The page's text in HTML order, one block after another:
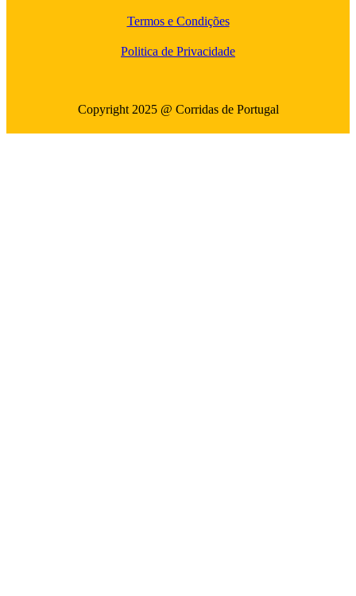
Termos e Condições
Politica de Privacidade
Copyright 2025 @ Corridas de Portugal